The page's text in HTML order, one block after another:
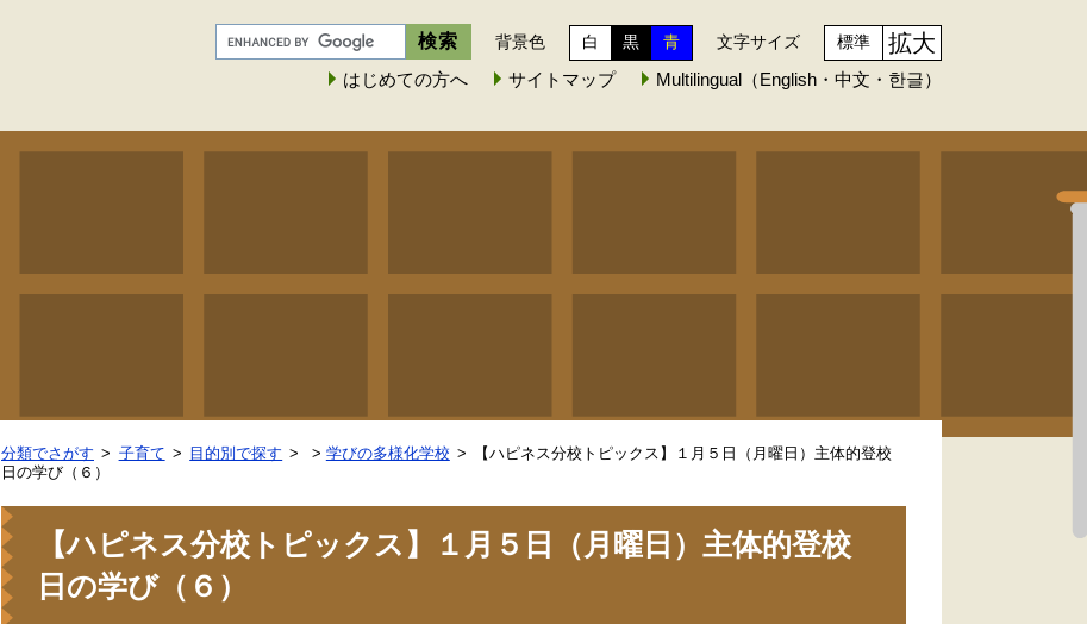
背景色 白 黒 青 文字サイズ 標準 拡大
はじめての方へ サイトマップ Multilingual（English・中文・한글）
分類でさがす 子育て 目的別で探す > 学びの多様化学校
【ハピネス分校トピックス】１月５日（月曜日）主体的登校
日の学び（６）
【ハピネス分校トピックス】１月５日（月曜日）主体的登校
日の学び（６）